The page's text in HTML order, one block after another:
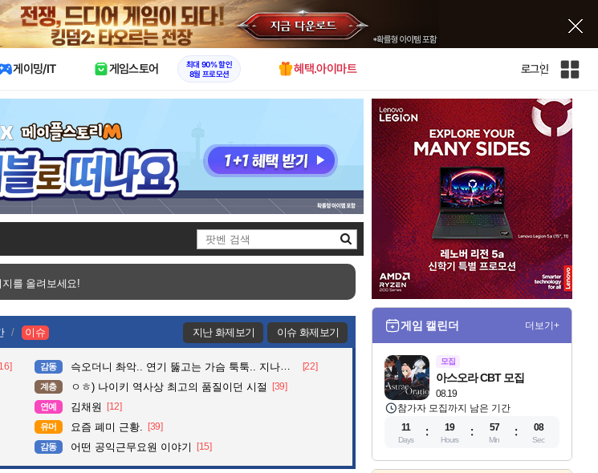
X
게이밍/IT 게임스토어
최대 90% 할인
8월 프로모션
혜택.아이마트 로그인
인
전
체
사
이
트
맵
검
색
를 올려보세요!
이슈 지난 화제보기 이슈 화제보기
감동 슥오더니 촤악.. 연기 뚫고는 가슴 툭툭.. 지나가던 아재의 정체 [22]
계층 ㅇㅎ) 나이키 역사상 최고의 품질이던 시절 [39]
연예 김채원 [12]
유머 요즘 폐미 근황. [39]
감동 어떤 공익근무요원 이야기 [15]
게임 캘린더 더보기+
모집
08.19
아스오라 CBT 모집
참가자 모집까지 남은 기간
11
Days
19
Hours
57
Min
07
Sec